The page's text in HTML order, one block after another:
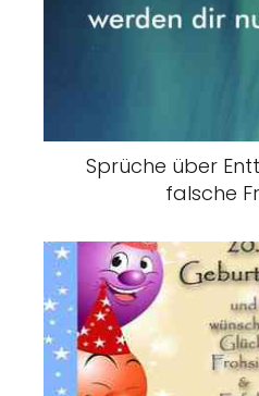
Sprüche über
falsche